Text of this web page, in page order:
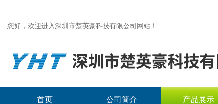
您好，欢迎进入深圳市楚英豪科技有限公司网站！
首页 公司简介 产品展示